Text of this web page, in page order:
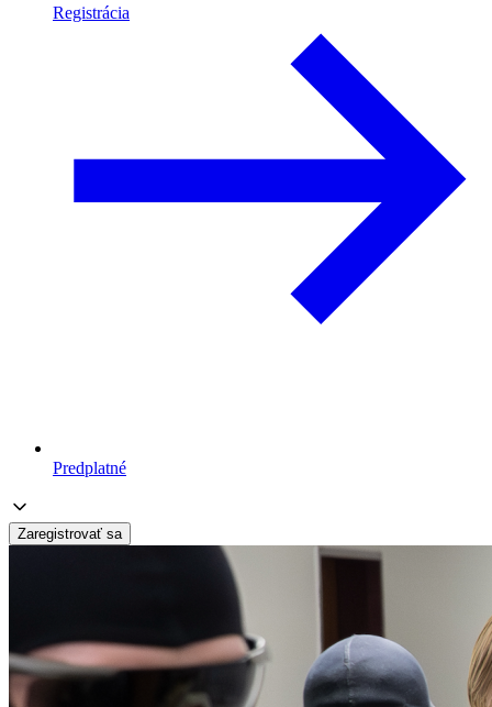
Registrácia
Predplatné
Zaregistrovať sa